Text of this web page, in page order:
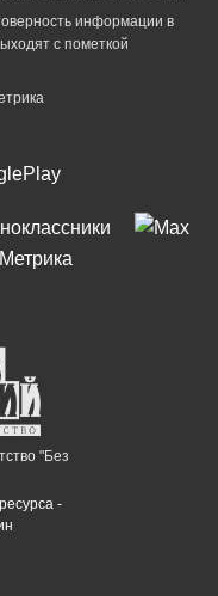
информации в
с пометкой
"Без
-